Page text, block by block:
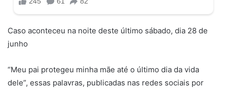
Caso aconteceu na noite deste último sábado, dia 28 de
junho
“Meu pai protegeu minha mãe até o último dia da vida
dele”, essas palavras, publicadas nas redes sociais por